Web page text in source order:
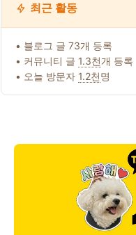
최근 활동
• 블로그 글 73개 등록
• 커뮤니티 글 1.3천개 등록
• 오늘 방문자 1.2천명